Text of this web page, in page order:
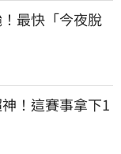
最快「今夜脫
！這賽事拿下1